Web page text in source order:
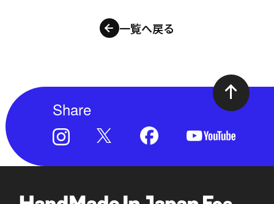
一覧へ戻る
Share